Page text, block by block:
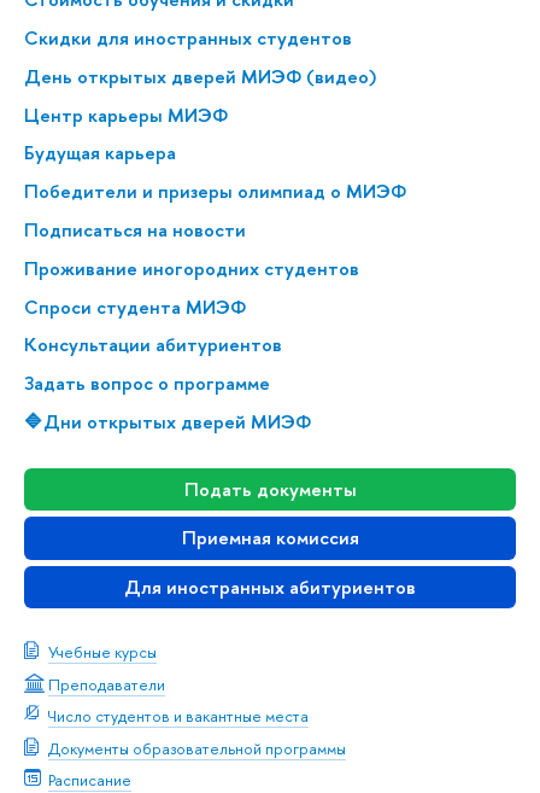
Скидки для иностранных студентов
День открытых дверей МИЭФ (видео)
Центр карьеры МИЭФ
Будущая карьера
Победители и призеры олимпиад о МИЭФ
Подписаться на новости
Проживание иногородних студентов
Спроси студента МИЭФ
Консультации абитуриентов
Задать вопрос о программе
🔷Дни открытых дверей МИЭФ
Подать документы
Приемная комиссия
Для иностранных абитуриентов
Учебные курсы
Преподаватели
Число студентов и вакантные места
Документы образовательной программы
Расписание